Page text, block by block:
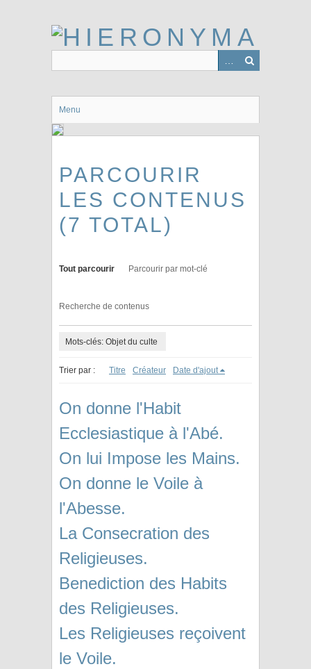
Menu
PARCOURIR
LES CONTENUS
(7 TOTAL)
Tout parcourir Parcourir par mot-clé
Recherche de contenus
Mots-clés: Objet du culte
Trier par : Titre Créateur Date d'ajout
On donne l'Habit
Ecclesiastique à l'Abé.
On lui Impose les Mains.
On donne le Voile à
l'Abesse.
La Consecration des
Religieuses.
Benediction des Habits
des Religieuses.
Les Religieuses reçoivent
le Voile.